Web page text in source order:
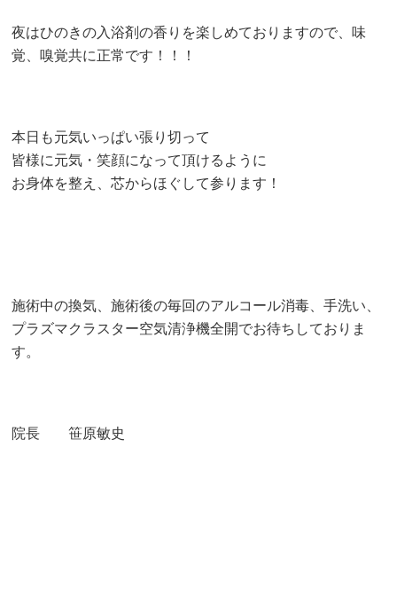
夜はひのきの入浴剤の香りを楽しめておりますので、味
覚、嗅覚共に正常です！！！
本日も元気いっぱい張り切って
皆様に元気・笑顔になって頂けるように
お身体を整え、芯からほぐして参ります！
施術中の換気、施術後の毎回のアルコール消毒、手洗い、
プラズマクラスター空気清浄機全開でお待ちしておりま
す。
院長 笹原敏史